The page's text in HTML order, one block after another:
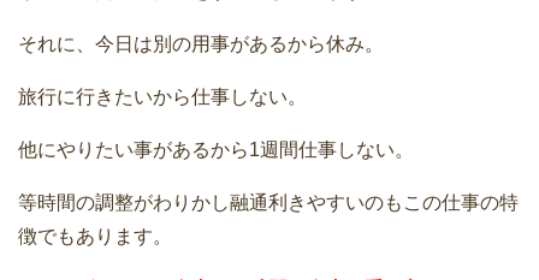
それに、今日は別の用事があるから休み。
旅行に行きたいから仕事しない。
他にやりたい事があるから1週間仕事しない。
等時間の調整がわりかし融通利きやすいのもこの仕事の特
徴でもあります。